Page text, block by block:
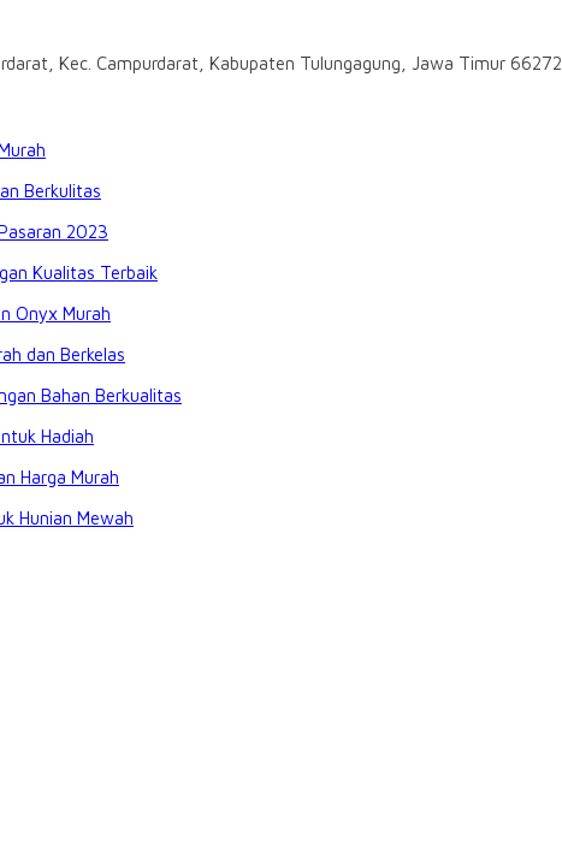
Kec. Campurdarat, Kabupaten Tulungagung, Jawa Timur 66272
Berkulitas
2023
Kualitas Terbaik
Onyx Murah
dan Berkelas
Bahan Berkualitas
Hadiah
Harga Murah
Hunian Mewah